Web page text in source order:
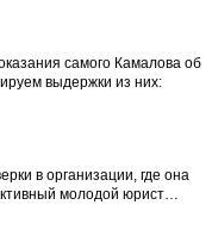
самого Камалова об
выдержки из них:
в организации, где она
молодой юрист…